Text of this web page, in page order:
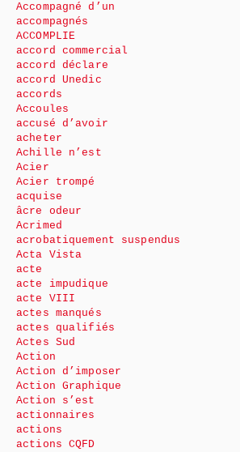
Accompagné d’un
accompagnés
ACCOMPLIE
accord commercial
accord déclare
accord Unedic
accords
Accoules
accusé d’avoir
acheter
Achille n’est
Acier
Acier trompé
acquise
âcre odeur
Acrimed
acrobatiquement suspendus
Acta Vista
acte
acte impudique
acte VIII
actes manqués
actes qualifiés
Actes Sud
Action
Action d’imposer
Action Graphique
Action s’est
actionnaires
actions
actions CQFD